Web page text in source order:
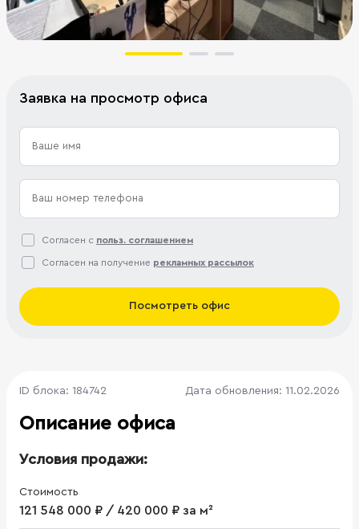
Заявка на просмотр офиса
Согласен с польз. соглашением
Согласен на получение рекламных рассылок
Посмотреть офис
ID блока: 184742 Дата обновления: 11.02.2026
Описание офиса
Условия продажи:
Стоимость
121 548 000 ₽ / 420 000 ₽ за м²